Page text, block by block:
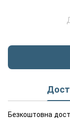
Безкоштовна